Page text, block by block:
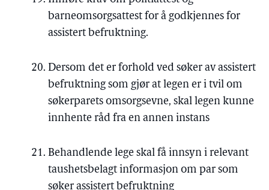
barneomsorgsattest for å godkjennes for
assistert befruktning.
Dersom det er forhold ved søker av assistert
befruktning som gjør at legen er i tvil om
søkerparets omsorgsevne, skal legen kunne
innhente råd fra en annen instans
Behandlende lege skal få innsyn i relevant
taushetsbelagt informasjon om par som
søker assistert befruktning